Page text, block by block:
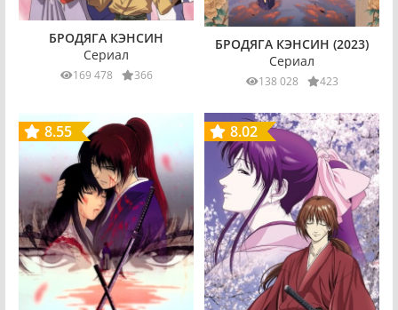
БРОДЯГА КЭНСИН
Сериал
169 478 366
БРОДЯГА КЭНСИН (2023)
Сериал
138 028 423
8.55 8.02